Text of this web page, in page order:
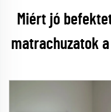
Miért jó
matrachuzatok